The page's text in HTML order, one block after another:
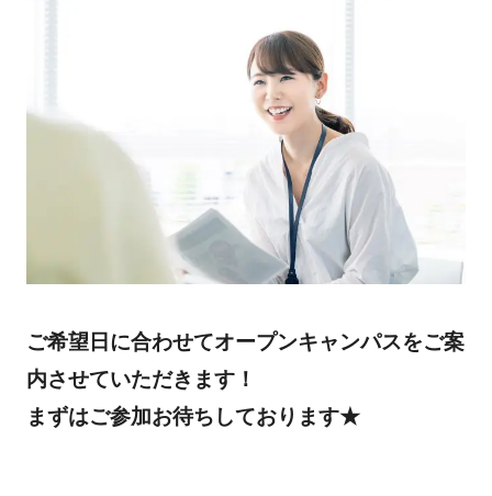
ご希望日に合わせてオープンキャンパスをご案
内させていただきます！
まずはご参加お待ちしております★